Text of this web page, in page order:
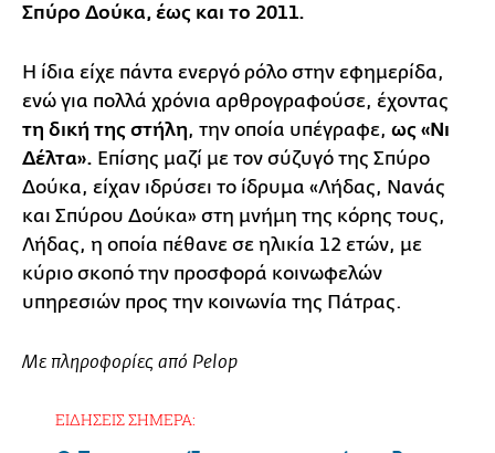
Σπύρο Δούκα, έως και το 2011.
Η ίδια είχε πάντα ενεργό ρόλο στην εφημερίδα,
ενώ για πολλά χρόνια αρθρογραφούσε, έχοντας
τη δική της στήλη, την οποία υπέγραφε, ως «Νι
Δέλτα». Επίσης μαζί με τον σύζυγό της Σπύρο
Δούκα, είχαν ιδρύσει το ίδρυμα «Λήδας, Νανάς
και Σπύρου Δούκα» στη μνήμη της κόρης τους,
Λήδας, η οποία πέθανε σε ηλικία 12 ετών, με
κύριο σκοπό την προσφορά κοινωφελών
υπηρεσιών προς την κοινωνία της Πάτρας.
Με πληροφορίες από Pelop
ΕΙΔΗΣΕΙΣ ΣΗΜΕΡΑ: